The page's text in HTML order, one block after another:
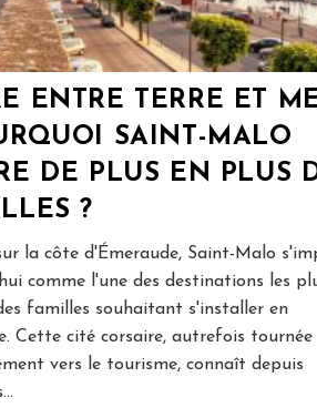
ENTRE TERRE ET
SAINT-MALO
DE PLUS EN PLUS
?
la côte d'Émeraude, Saint-Malo
comme l'une des destinations les
familles souhaitant s'installer en
Cette cité corsaire, autrefois tournée
vers le tourisme, connaît depuis